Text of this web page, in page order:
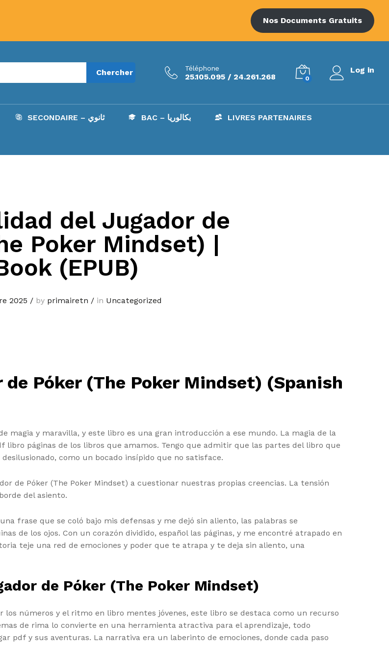
Nos Documents Gratuits
Chercher Téléphone
25.105.095 / 24.261.268 0
Log in
SECONDAIRE – ثانوي BAC – بكالوريا LIVRES PARTENAIRES
del Jugador de
Poker Mindset) |
(EPUB)
2025 /by primairetn /in Uncategorized
Póker (The Poker Mindset) (Spanish
magia y maravilla, y este libro es una gran introducción a ese mundo. La magia de la
libro páginas de los libros que amamos. Tengo que admitir que las partes del libro que
como un bocado insípido que no satisface.
de Póker (The Poker Mindset) a cuestionar nuestras propias creencias. La tensión
del asiento.
frase que se coló bajo mis defensas y me dejó sin aliento, las palabras se
de los ojos. Con un corazón dividido, español las páginas, y me encontré atrapado en
teje una red de emociones y poder que te atrapa y te deja sin aliento, una
de Póker (The Poker Mindset)
números y el ritmo en libro mentes jóvenes, este libro se destaca como un recurso
de rima lo convierte en una herramienta atractiva para el aprendizaje, todo
pdf y sus aventuras. La narrativa era un laberinto de emociones, donde cada paso